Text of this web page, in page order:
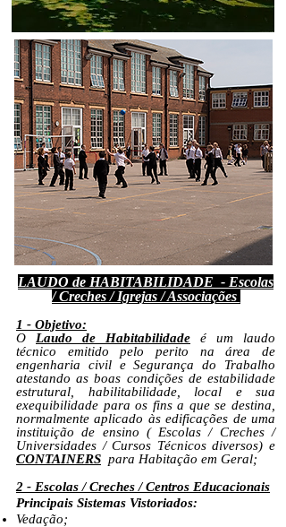
LAUDO de HABITABILIDADE - Escolas
/ Creches / Igrejas / Associações
1 - Objetivo:
O Laudo de Habitabilidade é um laudo
técnico emitido pelo perito na área de
engenharia civil e Segurança do Trabalho
atestando as boas condições de estabilidade
estrutural, habilitabilidade, local e sua
exequibilidade para os fins a que se destina,
normalmente aplicado às edificações de uma
instituição de ensino ( Escolas / Creches /
Universidades / Cursos Técnicos diversos) e
CONTAINERS para Habitação em Geral;
2 - Escolas / Creches / Centros Educacionais
Principais Sistemas Vistoriados:
Vedação;